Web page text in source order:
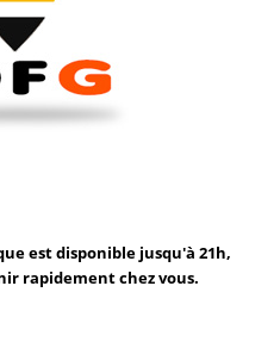
est disponible jusqu'à 21h,
rapidement chez vous.